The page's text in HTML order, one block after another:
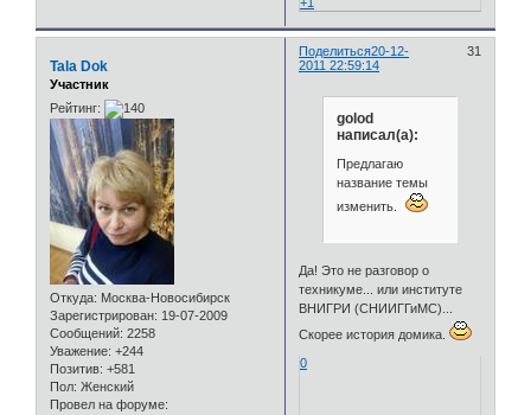
+1
Поделиться 31
20-12-
2011 22:59:14
Tala Dok
Участник
Рейтинг:
Откуда: Москва-Новосибирск
Зарегистрирован: 19-07-2009
Сообщений: 2258
Уважение: +244
Позитив: +581
Пол: Женский
Провел на форуме:
golod
написал(а):
Предлагаю
название темы
изменить.
Да! Это не разговор о
техникуме... или институте
ВНИГРИ (СНИИГГиМС)...
Скорее история домика.
0